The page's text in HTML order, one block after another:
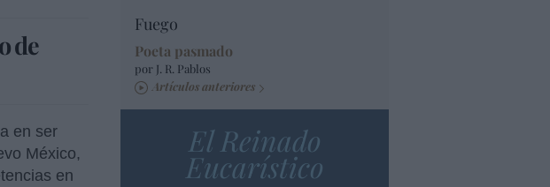
de
en ser
México,
en
Fuego
Poeta pasmado
por J. R. Pablos
Artículos anteriores
El Reinado
Eucarístico